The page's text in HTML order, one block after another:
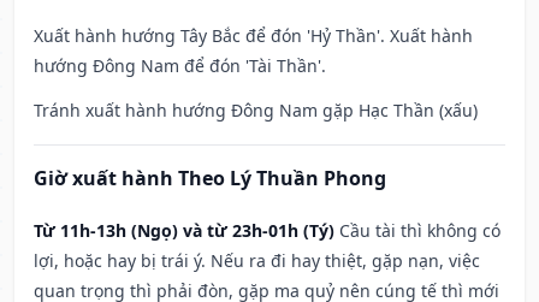
Xuất hành hướng Tây Bắc để đón 'Hỷ Thần'. Xuất hành
hướng Đông Nam để đón 'Tài Thần'.
Tránh xuất hành hướng Đông Nam gặp Hạc Thần (xấu)
Giờ xuất hành Theo Lý Thuần Phong
Từ 11h-13h (Ngọ) và từ 23h-01h (Tý) Cầu tài thì không có
lợi, hoặc hay bị trái ý. Nếu ra đi hay thiệt, gặp nạn, việc
quan trọng thì phải đòn, gặp ma quỷ nên cúng tế thì mới